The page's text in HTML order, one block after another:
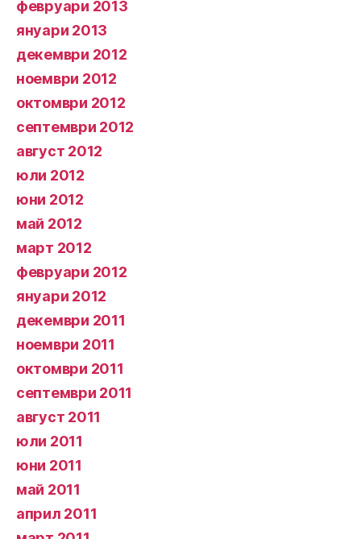
февруари 2013
януари 2013
декември 2012
ноември 2012
октомври 2012
септември 2012
август 2012
юли 2012
юни 2012
май 2012
март 2012
февруари 2012
януари 2012
декември 2011
ноември 2011
октомври 2011
септември 2011
август 2011
юли 2011
юни 2011
май 2011
април 2011